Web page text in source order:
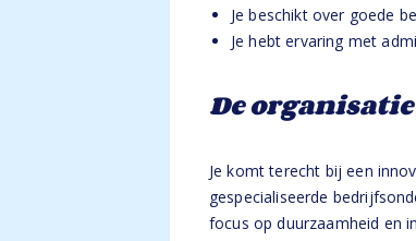
Je beschikt over goede
Je hebt ervaring met
De organisatie
Je komt terecht bij een
gespecialiseerde
focus op duurzaamheid en